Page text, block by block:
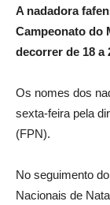
A nadadora
Campeonato do
decorrer de 18 a
Os nomes dos
sexta-feira pela
(FPN).
No seguimento
Nacionais de